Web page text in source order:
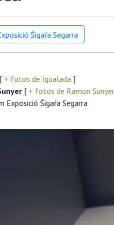
Śigaŕa Segarra
[ + fotos de Igualada ]
[ + fotos de Ramon
Exposició Śigaŕa Segarra